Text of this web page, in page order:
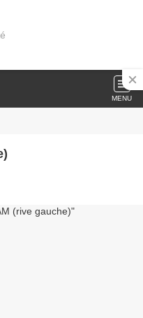
MENU